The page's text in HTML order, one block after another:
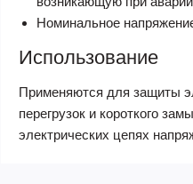
Номинальное
Использование
Применяются для защиты
перегрузок и короткого
электрических цепях